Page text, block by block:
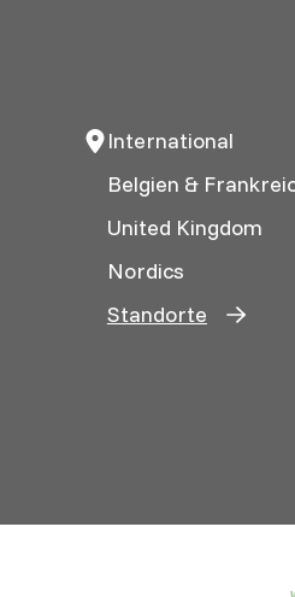
International
Belgien &
United Kingdom
Nordics
Standorte